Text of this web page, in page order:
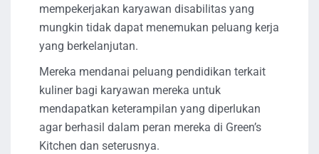
mempekerjakan karyawan disabilitas yang
mungkin tidak dapat menemukan peluang kerja
yang berkelanjutan.
Mereka mendanai peluang pendidikan terkait
kuliner bagi karyawan mereka untuk
mendapatkan keterampilan yang diperlukan
agar berhasil dalam peran mereka di Green’s
Kitchen dan seterusnya.